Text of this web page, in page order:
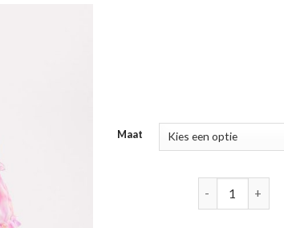
Maat